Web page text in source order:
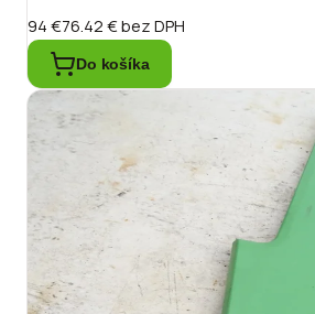
94 €76.42 €bez DPH
Do košíka